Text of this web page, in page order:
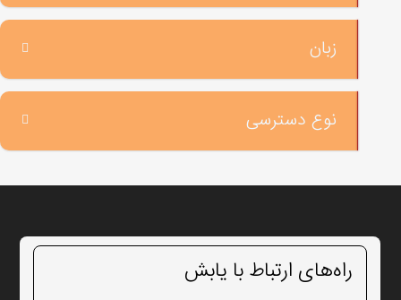
زبان
نوع دسترسی
راه‌های ارتباط با یابش